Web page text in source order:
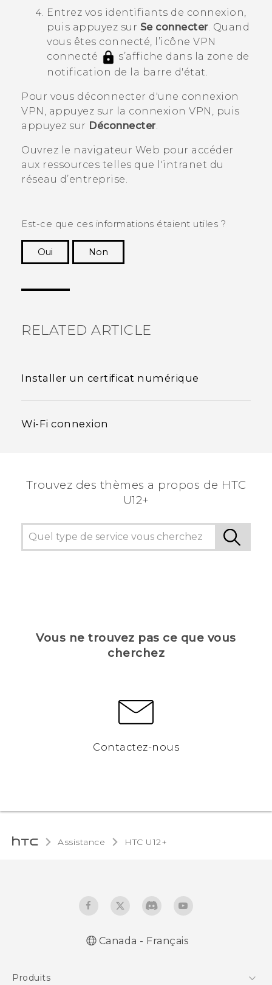
Entrez vos identifiants de connexion,
puis appuyez sur Se connecter. Quand
vous êtes connecté, l’icône VPN
connecté
s’affiche dans la zone de
notification de la barre d'état.
Pour vous déconnecter d'une connexion
VPN, appuyez sur la connexion VPN, puis
appuyez sur Déconnecter.
Ouvrez le navigateur Web pour accéder
aux ressources telles que l'intranet du
réseau d’entreprise.
Est-ce que ces informations étaient utiles ?
Oui
Non
RELATED ARTICLE
Installer un certificat numérique
Wi‍-Fi connexion
Trouvez des thèmes a propos de HTC
U12+
Vous ne trouvez pas ce que vous
cherchez
Contactez-nous
Assistance HTC U12+‎
Canada - Français
Produits